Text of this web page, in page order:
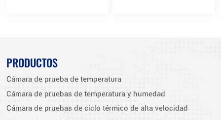
PRODUCTOS
Cámara de prueba de temperatura
Cámara de pruebas de temperatura y humedad
Cámara de pruebas de ciclo térmico de alta velocidad